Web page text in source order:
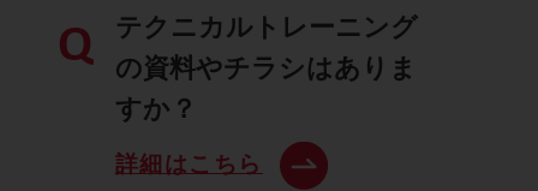
Q
テクニカルトレーニング
の資料やチラシはありま
すか？
詳細はこちら